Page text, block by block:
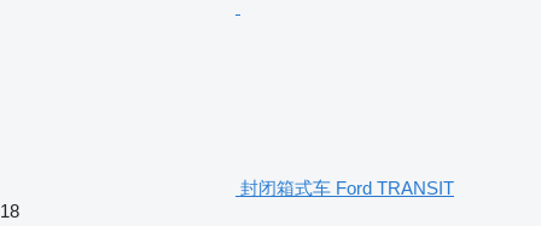
封闭箱式车 Ford TRANSIT
18